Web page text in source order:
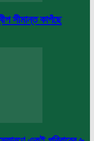
সীমান্ত কাপঁছে